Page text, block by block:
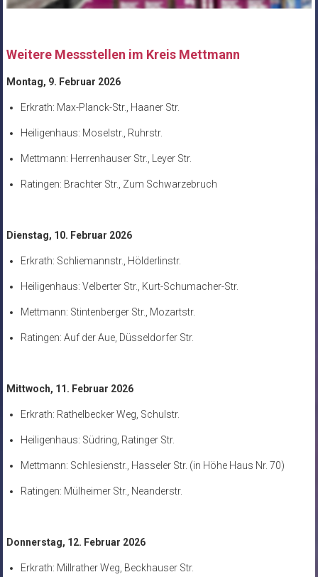
Weitere Messstellen im Kreis Mettmann
Montag, 9. Februar 2026
Erkrath: Max-Planck-Str., Haaner Str.
Heiligenhaus: Moselstr., Ruhrstr.
Mettmann: Herrenhauser Str., Leyer Str.
Ratingen: Brachter Str., Zum Schwarzebruch
Dienstag, 10. Februar 2026
Erkrath: Schliemannstr., Hölderlinstr.
Heiligenhaus: Velberter Str., Kurt-Schumacher-Str.
Mettmann: Stintenberger Str., Mozartstr.
Ratingen: Auf der Aue, Düsseldorfer Str.
Mittwoch, 11. Februar 2026
Erkrath: Rathelbecker Weg, Schulstr.
Heiligenhaus: Südring, Ratinger Str.
Mettmann: Schlesienstr., Hasseler Str. (in Höhe Haus Nr. 70)
Ratingen: Mülheimer Str., Neanderstr.
Donnerstag, 12. Februar 2026
Erkrath: Millrather Weg, Beckhauser Str.